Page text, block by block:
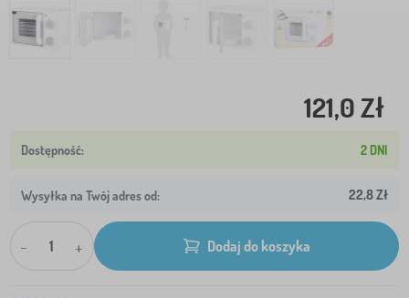
121,0 Zł
2 DNI
Wysyłka na Twój adres od: 22,8 Zł
- + Dodaj do koszyka